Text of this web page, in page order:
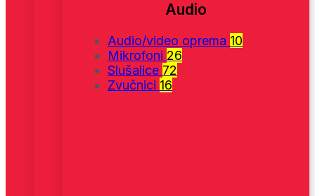
Audio
Audio/video oprema 10
Mikrofoni 26
Slušalice 72
Zvučnici 16